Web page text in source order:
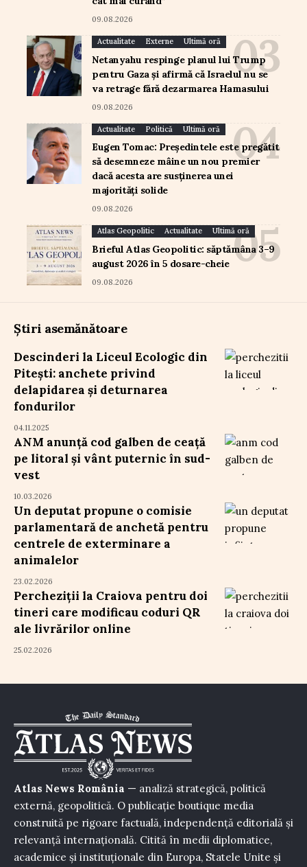
09.08.2026
Actualitate Externe Ultimă oră
Netanyahu respinge planul lui Trump
pentru Gaza și afirmă că Israelul nu se
va retrage fără dezarmarea Hamasului
09.08.2026
Actualitate Politică Ultimă oră
Eugen Tomac: Președintele este pregătit
să desemneze mâine un nou premier
dacă acesta are susținerea unei
majorități solide
09.08.2026
Atlas Geopolitic Actualitate Ultimă oră
Brieful Atlas Geopolitic: săptămâna 3–9
august 2026 în 5 dosare-cheie
09.08.2026
Știri asemănătoare
Descinderi la Liceul Ecologic din
Pitești: anchete privind
delapidarea și deturnarea
fondurilor
04.11.2025
ANM anunță cod galben de ceață
pe litoral și vânt puternic în sud-
vest
10.03.2026
Un deputat propune o comisie
parlamentară de anchetă pentru
centrele de exterminare a
animalelor
23.02.2026
Percheziții la Craiova pentru doi
tineri care modificau coduri QR
ale livrărilor online
25.02.2026
Atlas News România — analiză strategică, politică
externă, geopolitică. O publicație boutique media
construită pe rigoare factuală, independență editorială și
relevanță internațională. Citită în medii diplomatice,
academice și instituționale din Europa, Statele Unite și